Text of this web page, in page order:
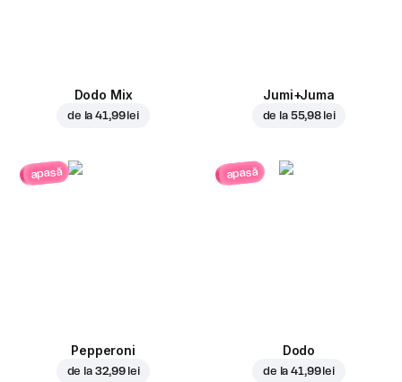
Dodo Mix
de la41,99 lei
Jumi+Juma
de la 55,98 lei
apasă
Pepperoni
de la 32,99 lei
apasă
Dodo
de la41,99 lei